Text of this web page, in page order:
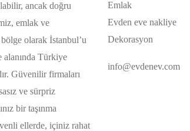
ancak doğru
emlak ve
olarak İstanbul’u
alanında Türkiye
Güvenilir firmaları
ve sürpriz
bir taşınma
ellerde, içiniz rahat
Emlak
Evden eve nakliye
Dekorasyon
info@evdenev.com